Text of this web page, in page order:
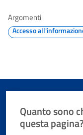
Argomenti
Accesso
Quanto sono
questa pagina?